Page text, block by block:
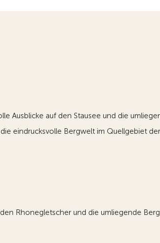
Ausblicke auf den Stausee und die
eindrucksvolle Bergwelt im Quellgebiet
Rhonegletscher und die umliegende